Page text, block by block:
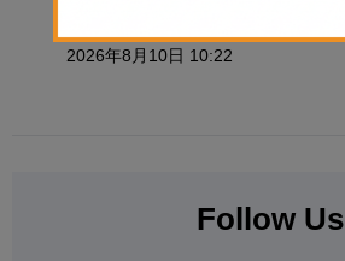
2026年8月10日 10:22
Follow Us